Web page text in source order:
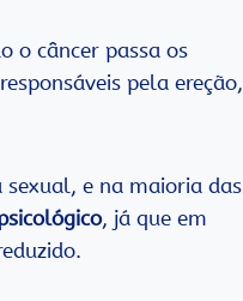
o câncer passa os
pela ereção,
e na maioria das
, já que em